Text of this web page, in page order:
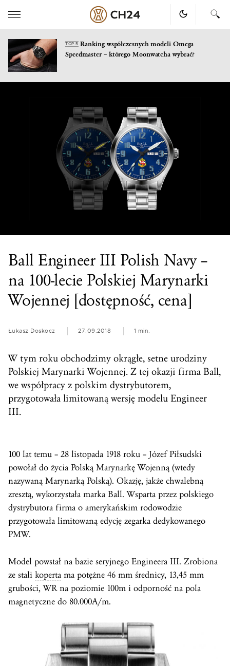
TOP 5Ranking współczesnych modeli Omega
Speedmaster – którego Moonwatcha wybrać?
Ball Engineer III Polish Navy –
na 100-lecie Polskiej Marynarki
Wojennej [dostępność, cena]
Łukasz Doskocz 27.09.2018 1 min.
W tym roku obchodzimy okrągłe, setne urodziny
Polskiej Marynarki Wojennej. Z tej okazji firma Ball,
we współpracy z polskim dystrybutorem,
przygotowała limitowaną wersję modelu Engineer
III.
100 lat temu – 28 listopada 1918 roku – Józef Piłsudski
powołał do życia Polską Marynarkę Wojenną (wtedy
nazywaną Marynarką Polską). Okazję, jakże chwalebną
zresztą, wykorzystała marka Ball. Wsparta przez polskiego
dystrybutora firma o amerykańskim rodowodzie
przygotowała limitowaną edycję zegarka dedykowanego
PMW.
Model powstał na bazie seryjnego Engineera III. Zrobiona
ze stali koperta ma potężne 46 mm średnicy, 13,45 mm
grubości, WR na poziomie 100m i odporność na pola
magnetyczne do 80.000A/m.